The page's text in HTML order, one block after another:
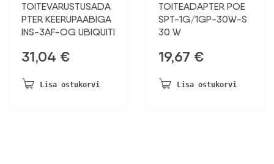
TOITEVARUSTUSADA
PTER KEERUPAABIGA
INS-3AF-OG UBIQUITI
31,04 €
Lisa ostukorvi
TOITEADAPTER POE
SPT-1G/1GP-30W-S
30 W
19,67 €
Lisa ostukorvi